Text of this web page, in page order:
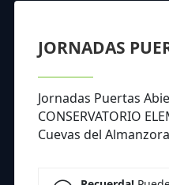
JORNADAS
Jornadas Puertas
CONSERVATORIO
Cuevas del Almanzora